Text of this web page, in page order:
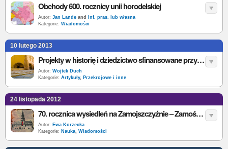
Obchody 600. rocznicy unii horodelskiej
Autor: Jan Lande and
Inf. pras. lub własna
Kategorie: Wiadomości
10 lutego 2013
Projekty w historię i dziedzictwo sfinansowane przy udziale środków Unii Europejskiej w Polsce [top]
Autor: Wojtek Duch
Kategorie: Artykuły, Przekrojowe i inne
24 listopada 2012
70. rocznica wysiedleń na Zamojszczyźnie – Zamość, 27–30 listopada 2012
Autor: Ewa Korzecka
Kategorie: Nauka, Wiadomości